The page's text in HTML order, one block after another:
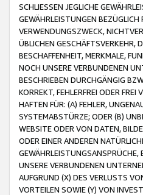
SCHLIESSEN JEGLICHE
GEWÄHRLEISTUNGEN
VERWENDUNGSZWECK,
ÜBLICHEN GESCHÄFTSVERKEHR,
BESCHAFFENHEIT, MERKMALE,
NOCH UNSERE VERBUNDENEN
BESCHRIEBEN DURCHGÄNGIG
KORREKT, FEHLERFREI ODER
HAFTEN FÜR: (A) FEHLER,
SYSTEMABSTÜRZE; ODER (B)
WEBSITE ODER VON DATEN,
ODER EINER ANDEREN
GEWÄHRLEISTUNGSANSPRÜCHE,
UNSERE VERBUNDENEN
AUFGRUND (X) DES VERLUSTS
VORTEILEN SOWIE (Y) VON